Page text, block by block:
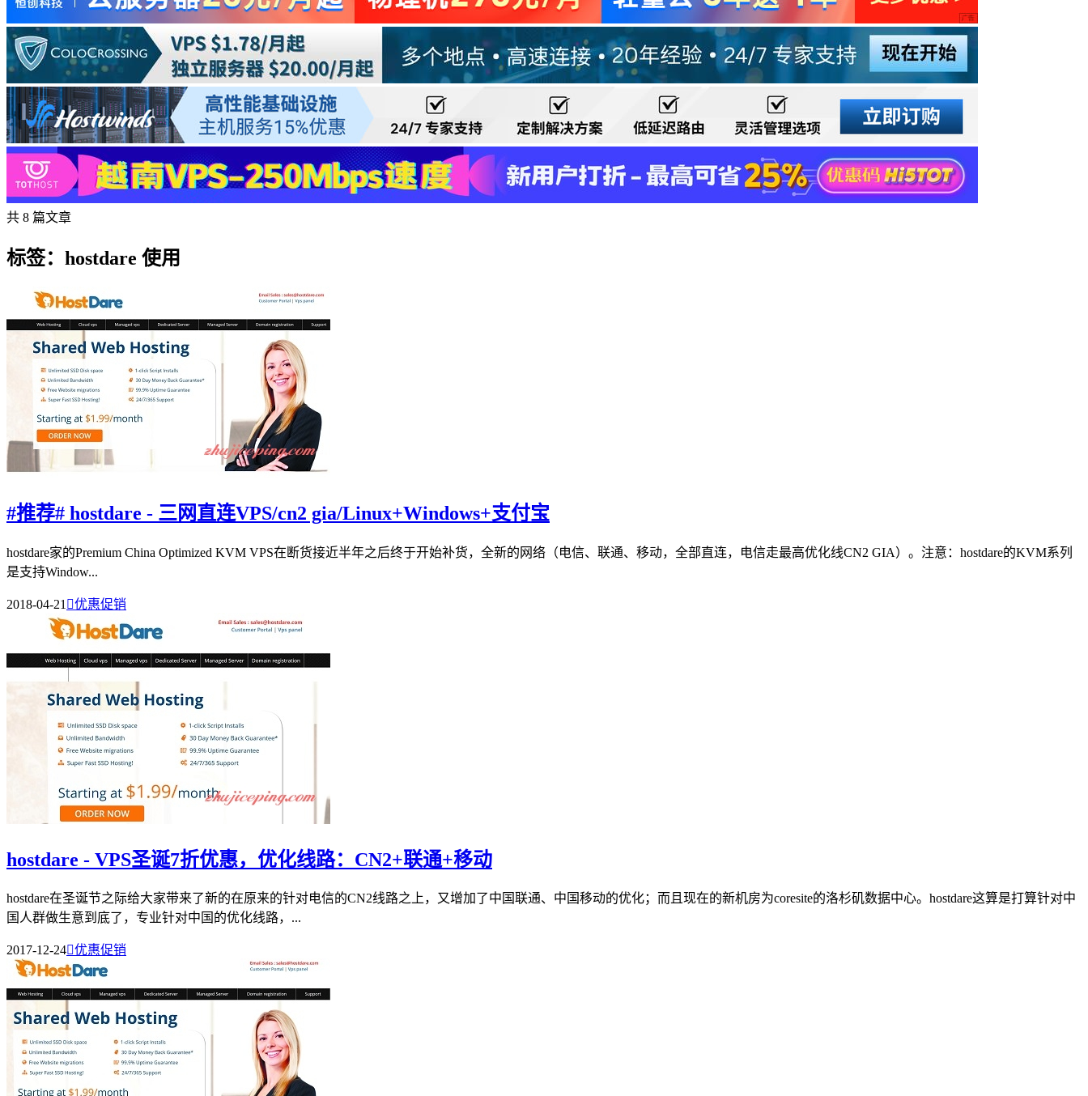
共 8 篇文章
标签：hostdare 使用
#推荐# hostdare - 三网直连VPS/cn2 gia/Linux+Windows+支付宝
hostdare家的Premium China Optimized KVM VPS在断货接近半年之后终于开始补货，全新的网络（电信、联通、移动，全部直连，电信走最高优化线CN2 GIA）。注意：hostdare的KVM系列
是支持Window...
2018-04-21 优惠促销
hostdare - VPS圣诞7折优惠，优化线路：CN2+联通+移动
hostdare在圣诞节之际给大家带来了新的在原来的针对电信的CN2线路之上，又增加了中国联通、中国移动的优化；而且现在的新机房为coresite的洛杉矶数据中心。hostdare这算是打算针对中
国人群做生意到底了，专业针对中国的优化线路，...
2017-12-24优惠促销